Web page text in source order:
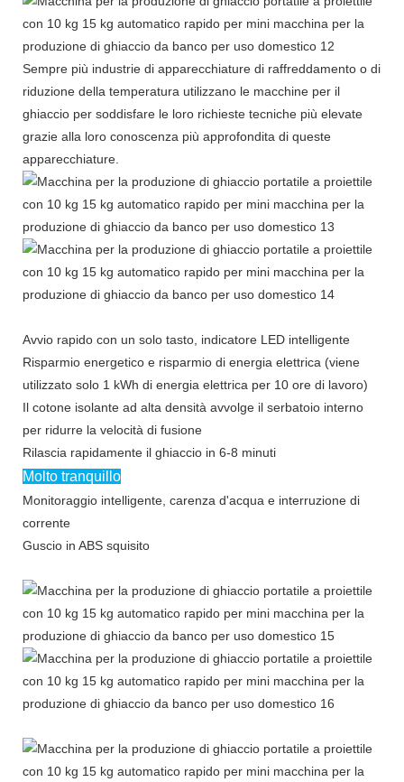
Sempre più industrie di apparecchiature di raffreddamento o di
riduzione della temperatura utilizzano le macchine per il
ghiaccio per soddisfare le loro richieste tecniche più elevate
grazie alla loro conoscenza più approfondita di queste
apparecchiature.
Avvio rapido con un solo tasto, indicatore LED intelligente
Risparmio energetico e risparmio di energia elettrica (viene
utilizzato solo 1 kWh di energia elettrica per 10 ore di lavoro)
Il cotone isolante ad alta densità avvolge il serbatoio interno
per ridurre la velocità di fusione
Rilascia rapidamente il ghiaccio in 6-8 minuti
Molto tranquillo
Monitoraggio intelligente, carenza d'acqua e interruzione di
corrente
Guscio in ABS squisito